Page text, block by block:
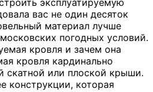
вас не один десяток
материал лучше
погодных условий.
кровля и зачем она
кровля кардинально
скатной или плоской крыши.
конструкции, которая